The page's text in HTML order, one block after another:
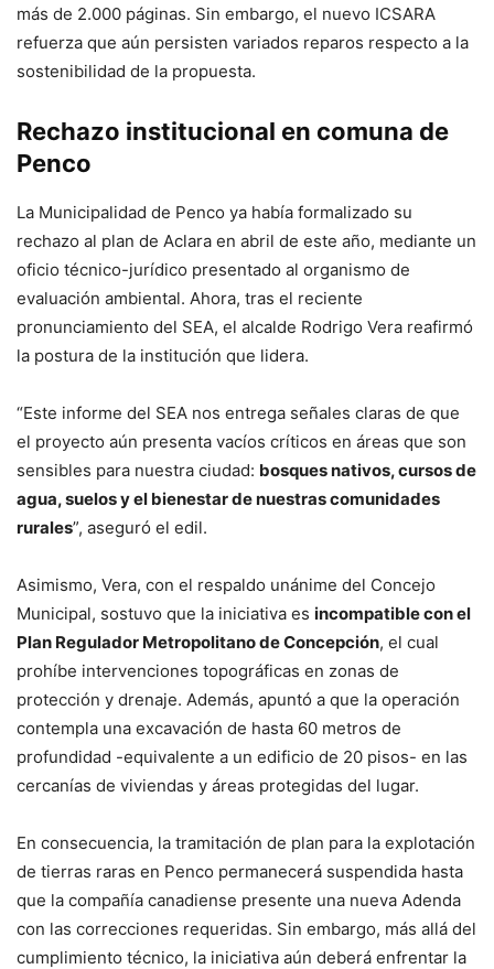
más de 2.000 páginas. Sin embargo, el nuevo ICSARA
refuerza que aún persisten variados reparos respecto a la
sostenibilidad de la propuesta.
Rechazo institucional en comuna de
Penco
La Municipalidad de Penco ya había formalizado su
rechazo al plan de Aclara en abril de este año, mediante un
oficio técnico-jurídico presentado al organismo de
evaluación ambiental. Ahora, tras el reciente
pronunciamiento del SEA, el alcalde Rodrigo Vera reafirmó
la postura de la institución que lidera.
“Este informe del SEA nos entrega señales claras de que
el proyecto aún presenta vacíos críticos en áreas que son
sensibles para nuestra ciudad: bosques nativos, cursos de
agua, suelos y el bienestar de nuestras comunidades
rurales”, aseguró el edil.
Asimismo, Vera, con el respaldo unánime del Concejo
Municipal, sostuvo que la iniciativa es incompatible con el
Plan Regulador Metropolitano de Concepción, el cual
prohíbe intervenciones topográficas en zonas de
protección y drenaje. Además, apuntó a que la operación
contempla una excavación de hasta 60 metros de
profundidad -equivalente a un edificio de 20 pisos- en las
cercanías de viviendas y áreas protegidas del lugar.
En consecuencia, la tramitación de plan para la explotación
de tierras raras en Penco permanecerá suspendida hasta
que la compañía canadiense presente una nueva Adenda
con las correcciones requeridas. Sin embargo, más allá del
cumplimiento técnico, la iniciativa aún deberá enfrentar la